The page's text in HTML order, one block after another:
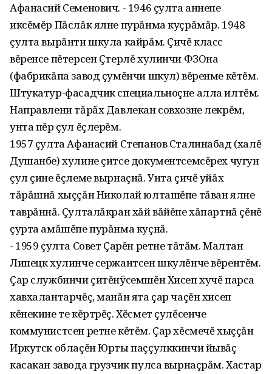
Афанасий Семенович. - 1946 çулта аннепе
иксĕмĕр Пăслăк ялне пурăнма куçрăмăр. 1948
çулта вырăнти шкула кайрăм. Çичĕ класс
вĕренсе пĕтерсен Çтерлĕ хулинчи ФЗОна
(фабрикăпа завод çумĕнчи шкул) вĕренме кĕтĕм.
Штукатур-фасадчик специальноçне алла илтĕм.
Направлени тăрăх Давлекан совхозне лекрĕм,
унта пĕр çул ĕçлерĕм.
1957 çулта Афанасий Степанов Сталинабад (халĕ
Душанбе) хулине çитсе документсемсĕрех чугун
çул çине ĕçлеме вырнаçнă. Унта çичĕ уйăх
тăрăшнă хыççăн Николай юлташĕпе тăван ялне
таврăннă. Çулталăкран хăй вăйĕпе хăпартнă çĕнĕ
çурта амăшĕпе пурăнма куçнă.
- 1959 çулта Совет Çарĕн ретне тăтăм. Малтан
Липецк хулинче сержантсен шкулĕнче вĕрентĕм.
Çар службинчи çитĕнÿсемшĕн Хисеп хучĕ парса
хавхалантарчĕç, манăн ята çар чаçĕн хисеп
кĕнекине те кĕртрĕç. Хĕсмет çулĕсенче
коммунистсен ретне кĕтĕм. Çар хĕсмечĕ хыççăн
Иркутск облаçĕн Юрты паççулккинчи йывăç
касакан завода грузчик пулса вырнаçрăм. Хастар